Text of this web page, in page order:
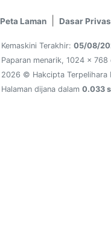
Peta Laman Dasar
Kemaskini Terakhir: 05/08/
Paparan menarik, 1024 x
2026 © Hakcipta Terpelihara
Halaman dijana dalam 0.033